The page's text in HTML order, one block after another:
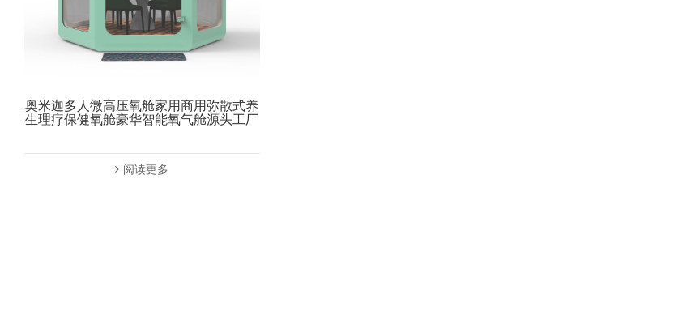
奥米迦多人微高压氧舱家用商用弥散式养
生理疗保健氧舱豪华智能氧气舱源头工厂
阅读更多